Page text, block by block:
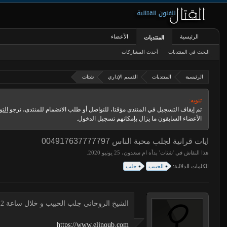
الرئيسية المنتديات القسم الإداري شتات
تنويه:
تم إيقاف التسجيل في المنتدى مؤقتا، للتواصل أو طلب الانضمام للمنتدى، نرجو
الأعضاء السابقون ما يزال بإمكانهم تسجيل الدخول.
ايات قرانية لجلب محبة الناس 004917637777797
هذا النقاش في 'شتات' بدأه ام سعدون،
الكلمات الدلالية: الحبيب جلب
الشيخ الروحاني جلب الحبيب و خلال ساعة 00491634511222 لجلب الحبيب
https://www.eljnoub.com
الرئيسية المنتديات
البحث في المنتديات أحدث المشاركات
الأعضاء